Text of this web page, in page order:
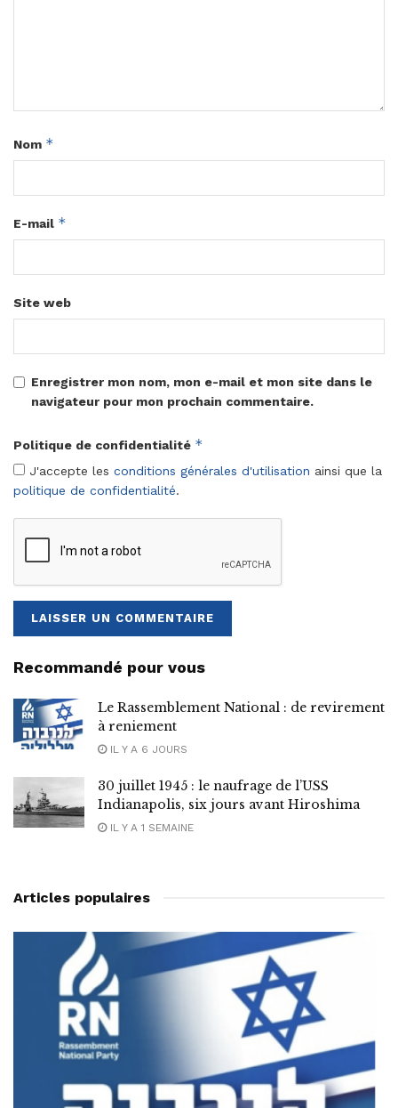
Nom *
E-mail *
Site web
Enregistrer mon nom, mon e-mail et mon site dans le
navigateur pour mon prochain commentaire.
Politique de confidentialité *
J'accepte les conditions générales d'utilisation ainsi que la
politique de confidentialité.
Recommandé pour vous
Le Rassemblement National : de revirement
à reniement
IL Y A 6 JOURS
30 juillet 1945 : le naufrage de l’USS
Indianapolis, six jours avant Hiroshima
IL Y A 1 SEMAINE
Articles populaires